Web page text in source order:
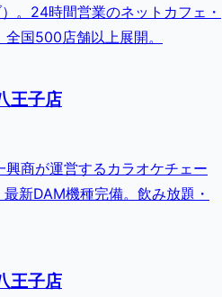
。24時間営業のネットカフェ・
国500店舗以上展開。
王子店
商が運営するカラオケチェー
新DAM機種完備。飲み放題・
王子店